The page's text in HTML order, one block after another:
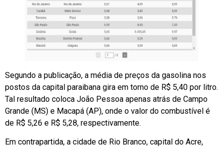
Segundo a publicação, a média de preços da gasolina nos
postos da capital paraibana gira em torno de R$ 5,40 por litro.
Tal resultado coloca João Pessoa apenas atrás de Campo
Grande (MS) e Macapá (AP), onde o valor do combustível é
de R$ 5,26 e R$ 5,28, respectivamente.
Em contrapartida, a cidade de Rio Branco, capital do Acre,